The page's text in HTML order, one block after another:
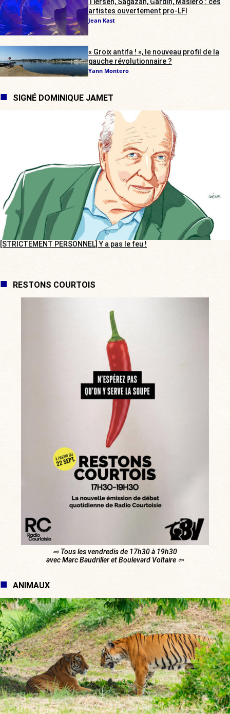
artistes ouvertement pro-LFI
Jean Kast
« Groix antifa ! », le nouveau profil de la
gauche révolutionnaire ?
Yann Montero
SIGNÉ DOMINIQUE JAMET
[STRICTEMENT PERSONNEL] Y a pas le feu !
RESTONS COURTOIS
⇨ Tous les vendredis de 17h30 à 19h30
avec Marc Baudriller et Boulevard Voltaire ⇦
ANIMAUX